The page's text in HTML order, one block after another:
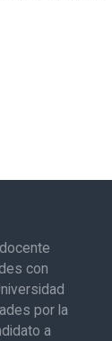
con
por la
a